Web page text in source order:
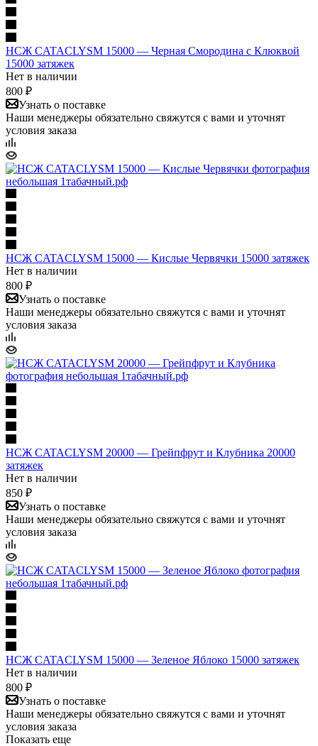
НСЖ CATACLYSM 15000 — Черная Смородина с Клюквой
15000 затяжек
Нет в наличии
800 ₽
Узнать о поставке
Наши менеджеры обязательно свяжутся с вами и уточнят
условия заказа
НСЖ CATACLYSM 15000 — Кислые Червячки 15000 затяжек
Нет в наличии
800 ₽
Узнать о поставке
Наши менеджеры обязательно свяжутся с вами и уточнят
условия заказа
НСЖ CATACLYSM 20000 — Грейпфрут и Клубника 20000
затяжек
Нет в наличии
850 ₽
Узнать о поставке
Наши менеджеры обязательно свяжутся с вами и уточнят
условия заказа
НСЖ CATACLYSM 15000 — Зеленое Яблоко 15000 затяжек
Нет в наличии
800 ₽
Узнать о поставке
Наши менеджеры обязательно свяжутся с вами и уточнят
условия заказа
Показать еще